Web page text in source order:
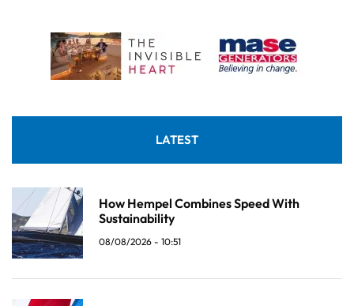
LATEST
How Hempel Combines Speed With
Sustainability
08/08/2026 - 10:51